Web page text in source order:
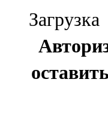
Загрузка